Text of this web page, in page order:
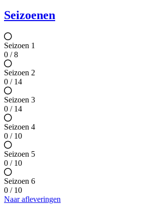
Seizoenen
Seizoen 1
0 / 8
Seizoen 2
0 / 14
Seizoen 3
0 / 14
Seizoen 4
0 / 10
Seizoen 5
0 / 10
Seizoen 6
0 / 10
Naar afleveringen